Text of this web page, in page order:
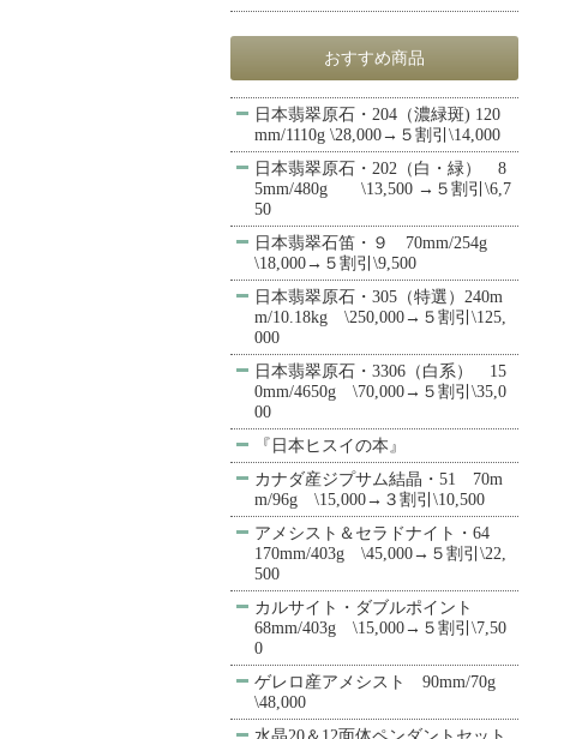
おすすめ商品
日本翡翠原石・204（濃緑斑) 120
mm/1110g \28,000→５割引\14,000
日本翡翠原石・202（白・緑） 8
5mm/480g \13,500 →５割引\6,7
50
日本翡翠石笛・９ 70mm/254g
\18,000→５割引\9,500
日本翡翠原石・305（特選）240m
m/10.18kg \250,000→５割引\125,
000
日本翡翠原石・3306（白系） 15
0mm/4650g \70,000→５割引\35,0
00
『日本ヒスイの本』
カナダ産ジプサム結晶・51 70m
m/96g \15,000→３割引\10,500
アメシスト＆セラドナイト・64
170mm/403g \45,000→５割引\22,
500
カルサイト・ダブルポイント
68mm/403g \15,000→５割引\7,50
0
ゲレロ産アメシスト 90mm/70g
\48,000